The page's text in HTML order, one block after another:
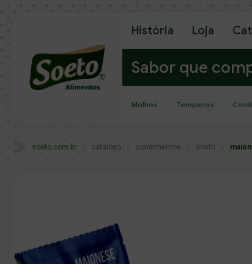
Sabor que
História Loja
Molhos Temperos
soeto.com.br catálogo condimentos soeto